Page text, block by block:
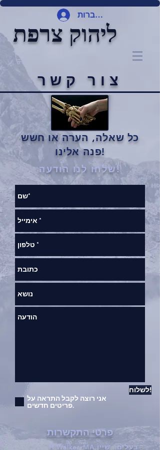
להתחברות
ליהוק צרפת
צור קשר
כל שאלה, הערה או חשש
פנה אלינו!
שלחו לנו הודעה!
אני רוצה לקבל התראה על
פריטים חדשים.
לשלוח!
פרטי התקשרות
בעלים: שיין H Walker, MA